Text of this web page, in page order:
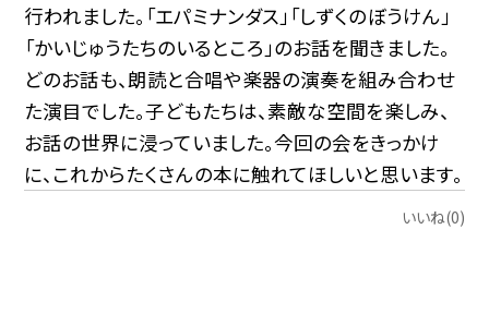
行われました。「エパミナンダス」「しずくのぼうけん」
「かいじゅうたちのいるところ」のお話を聞きました。
どのお話も、朗読と合唱や楽器の演奏を組み合わせ
た演目でした。子どもたちは、素敵な空間を楽しみ、
お話の世界に浸っていました。今回の会をきっかけ
に、これからたくさんの本に触れてほしいと思います。
いいね(0)